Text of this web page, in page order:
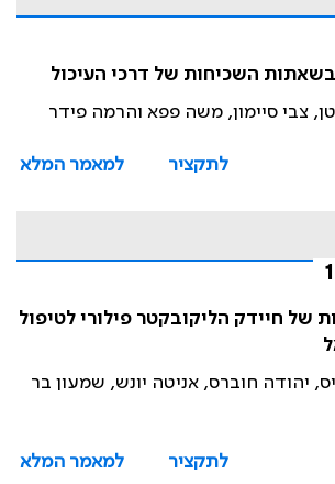
השכיחות של דרכי העיכול
צבי סיימון, משה פפא והרמה פידר
לתקציר
למאמר המלא
של חיידק הליקובקטר פילורי לטיפול
יהודה חוברס, אניטה יונש, שמעון בר
לתקציר
למאמר המלא